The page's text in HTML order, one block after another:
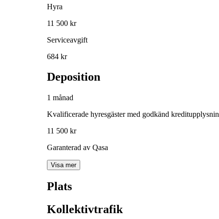
Hyra
11 500 kr
Serviceavgift
684 kr
Deposition
1 månad
Kvalificerade hyresgäster med godkänd
11 500 kr
Garanterad av Qasa
Visa mer
Plats
Kollektivtrafik